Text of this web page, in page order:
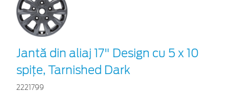
Jantă din aliaj 17" Design cu 5 x 10
spițe, Tarnished Dark
2221799